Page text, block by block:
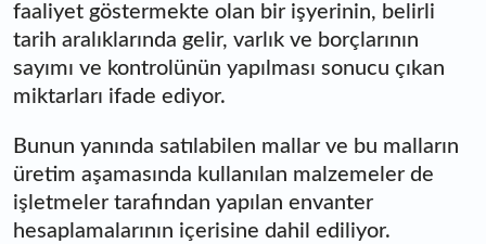
faaliyet göstermekte olan bir işyerinin, belirli
tarih aralıklarında gelir, varlık ve borçlarının
sayımı ve kontrolünün yapılması sonucu çıkan
miktarları ifade ediyor.
Bunun yanında satılabilen mallar ve bu malların
üretim aşamasında kullanılan malzemeler de
işletmeler tarafından yapılan envanter
hesaplamalarının içerisine dahil ediliyor.